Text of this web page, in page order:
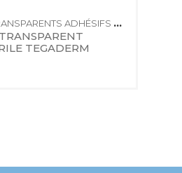
PANSEMENTS TRANSPARENTS ADHÉSIFS STÉRILES
TEGADERM